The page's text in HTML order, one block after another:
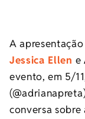
A
Jessica Ellen e
evento, em 5/
conversa